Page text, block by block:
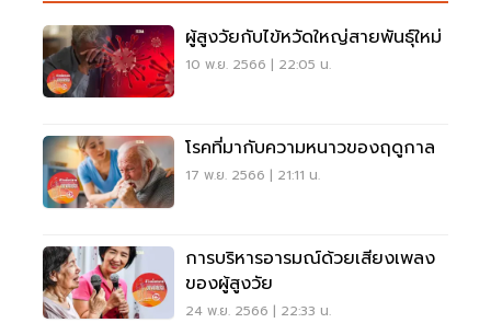
ผู้สูงวัยกับไข้หวัดใหญ่สายพันธุ์ใหม่
10 พ.ย. 2566 | 22:05 น.
โรคที่มากับความหนาวของฤดูกาล
17 พ.ย. 2566 | 21:11 น.
การบริหารอารมณ์ด้วยเสียงเพลง
ของผู้สูงวัย
24 พ.ย. 2566 | 22:33 น.